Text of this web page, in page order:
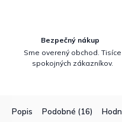
Bezpečný nákup
Sme overený obchod. Tisíce
spokojných zákazníkov.
Popis Podobné (16)